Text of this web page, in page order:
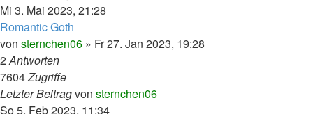
Mi 3. Mai 2023, 21:28
Romantic Goth
von sternchen06 » Fr 27. Jan 2023, 19:28
2Antworten
7604Zugriffe
Letzter Beitragvon sternchen06
So 5. Feb 2023, 11:34